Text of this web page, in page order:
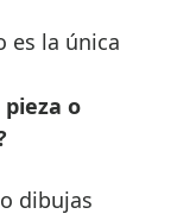
es la única
o
dibujas